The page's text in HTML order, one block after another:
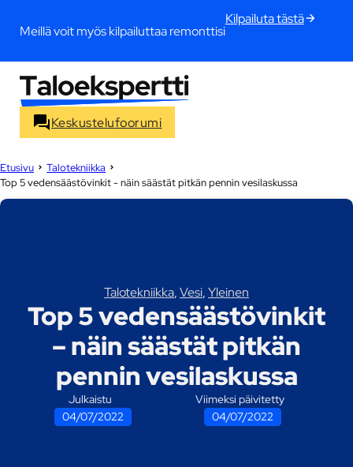
Meillä voit myös kilpailuttaa remonttisi
Kilpailuta tästä
Keskustelufoorumi
Etusivu
Talotekniikka
Top 5 vedensäästövinkit - näin säästät pitkän pennin vesilaskussa
Talotekniikka,Vesi,Yleinen
Top 5 vedensäästövinkit
– näin säästät pitkän
pennin vesilaskussa
Julkaistu
04/07/2022
Viimeksi päivitetty
04/07/2022